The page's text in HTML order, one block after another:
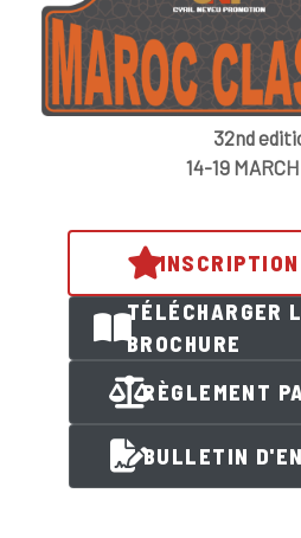
32nd
14-19
TÉLÉCHARGER
BROCHURE
RÈGLEMENT
BULLETIN